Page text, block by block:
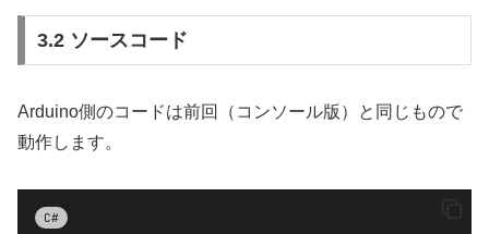
3.2 ソースコード
Arduino側のコードは前回（コンソール版）と同じもので
動作します。
C#